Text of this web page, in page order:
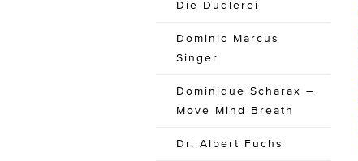
Die Dudlerei
Dominic Marcus
Singer
Dominique Scharax –
Move Mind Breath
Dr. Albert Fuchs